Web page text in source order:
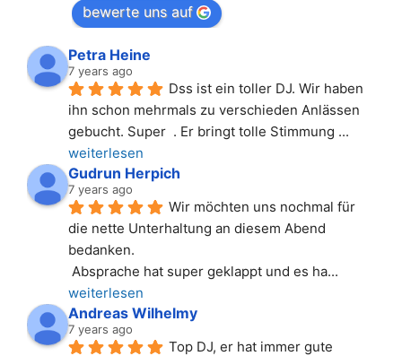
bewerte uns auf
Petra Heine
7 years ago
Dss ist ein toller DJ. Wir haben
ihn schon mehrmals zu verschieden Anlässen
gebucht. Super  . Er bringt tolle Stimmung
weiterlesen
Gudrun Herpich
7 years ago
Wir möchten uns nochmal für
die nette Unterhaltung an diesem Abend
bedanken.
Absprache hat super geklappt und es ha
weiterlesen
Andreas Wilhelmy
7 years ago
Top DJ, er hat immer gute